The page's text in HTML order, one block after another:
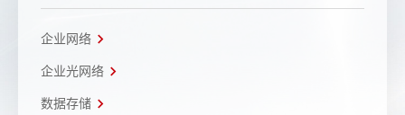
企业网络
企业光网络
数据存储